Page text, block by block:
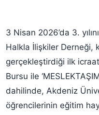
3 Nisan 2026’da 3.
Halkla İlişkiler Derneği,
gerçekleştirdiği ilk
Bursu ile
dahilinde, Akdeniz
öğrencilerinin eğitim